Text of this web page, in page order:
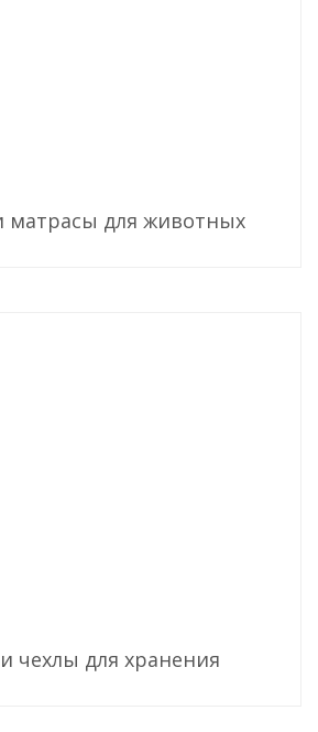
матрасы для животных
чехлы для хранения